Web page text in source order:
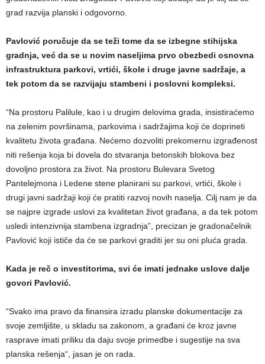
grad razvija planski i odgovorno.
Pavlović poručuje da se teži tome da se izbegne stihijska
gradnja, već da se u novim naseljima prvo obezbedi osnovna
infrastruktura parkovi, vrtići, škole i druge javne sadržaje, a
tek potom da se razvijaju stambeni i poslovni kompleksi.
“Na prostoru Palilule, kao i u drugim delovima grada, insistiraćemo
na zelenim površinama, parkovima i sadržajima koji će doprineti
kvalitetu života građana. Nećemo dozvoliti prekomernu izgrađenost
niti rešenja koja bi dovela do stvaranja betonskih blokova bez
dovoljno prostora za život. Na prostoru Bulevara Svetog
Pantelejmona i Ledene stene planirani su parkovi, vrtići, škole i
drugi javni sadržaji koji će pratiti razvoj novih naselja. Cilj nam je da
se najpre izgrade uslovi za kvalitetan život građana, a da tek potom
usledi intenzivnija stambena izgradnja”, precizan je gradonačelnik
Pavlović koji ističe da će se parkovi graditi jer su oni pluća grada.
Kada je reč o investitorima, svi će imati jednake uslove dalje
govori Pavlović.
“Svako ima pravo da finansira izradu planske dokumentacije za
svoje zemljište, u skladu sa zakonom, a građani će kroz javne
rasprave imati priliku da daju svoje primedbe i sugestije na sva
planska rešenja“, jasan je on rada.